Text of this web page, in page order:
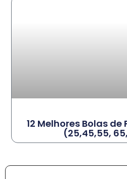
12 Melhores Bolas
(25,45,55,